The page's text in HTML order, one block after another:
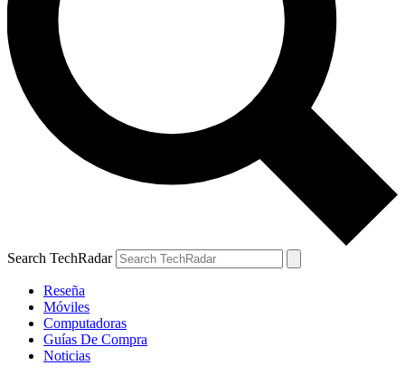
Search TechRadar
Reseña
Móviles
Computadoras
Guías De Compra
Noticias